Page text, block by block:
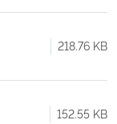
218.76 KB
152.55 KB